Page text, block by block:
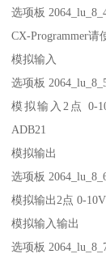
选项板
CX-Programmer请
模拟输入
选项板
模拟输入2点 0-
ADB21
模拟输出
选项板
模拟输出2点 0-
模拟输入输出
选项板